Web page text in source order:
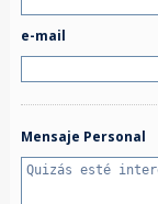
e-mail
Mensaje Personal